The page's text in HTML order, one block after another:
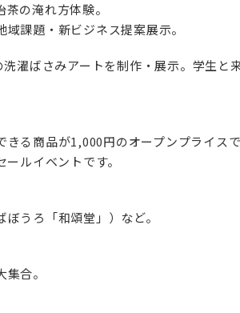
の淹れ方体験。
課題・新ビジネス提案展示。
濯ばさみアートを制作・展示。学生
る商品が1,000円のオープンプライスで
ルイベントです。
うろ「和頌堂」）など。
合。